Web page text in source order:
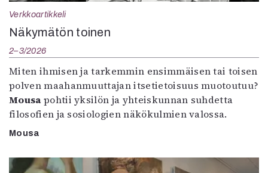
Verkkoartikkeli
Näkymätön toinen
2–3/2026
Miten ihmisen ja tarkemmin ensimmäisen tai toisen
polven maahanmuuttajan itsetietoisuus muotoutuu?
Mousa pohtii yksilön ja yhteiskunnan suhdetta
filosofien ja sosiologien näkökulmien valossa.
Mousa